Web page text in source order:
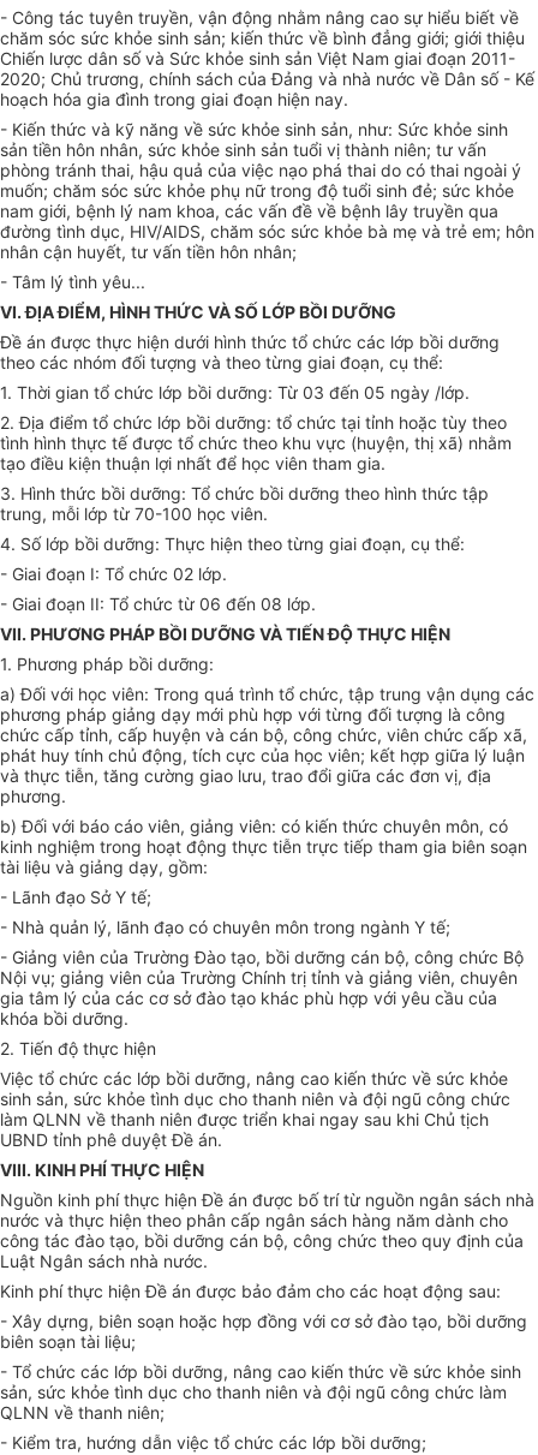
- Công tác tuyên truyền, vận động nhằm nâng cao sự hiểu biết về
chăm sóc sức khỏe sinh sản; kiến thức về bình đẳng giới; giới thiệu
Chiến lược dân số và Sức khỏe sinh sản Việt Nam giai đoạn 2011-
2020; Chủ trương, chính sách của Đảng và nhà nước về Dân số - Kế
hoạch hóa gia đình trong giai đoạn hiện nay.
- Kiến thức và kỹ năng về sức khỏe sinh sản, như: Sức khỏe sinh
sản tiền hôn nhân, sức khỏe sinh sản tuổi vị thành niên; tư vấn
phòng tránh thai, hậu quả của việc nạo phá thai do có thai ngoài ý
muốn; chăm sóc sức khỏe phụ nữ trong độ tuổi sinh đẻ; sức khỏe
nam giới, bệnh lý nam khoa, các vấn đề về bệnh lây truyền qua
đường tình dục, HIV/AIDS, chăm sóc sức khỏe bà mẹ và trẻ em; hôn
nhân cận huyết, tư vấn tiền hôn nhân;
- Tâm lý tình yêu...
VI. ĐỊA ĐIỂM, HÌNH THỨC VÀ SỐ LỚP BỒI DƯỠNG
Đề án được thực hiện dưới hình thức tổ chức các lớp bồi dưỡng
theo các nhóm đối tượng và theo từng giai đoạn, cụ thể:
1. Thời gian tổ chức lớp bồi dưỡng: Từ 03 đến 05 ngày /lớp.
2.Địa điểm tổ chức lớp bồi dưỡng: tổ chức tại tỉnh hoặc tùy theo
tình hình thực tế được tổ chức theo khu vực (huyện, thị xã) nhằm
tạo điều kiện thuận lợi nhất để học viên tham gia.
3. Hình thức bồi dưỡng: Tổ chức bồi dưỡng theo hình thức tập
trung, mỗi lớp từ 70-100 học viên.
4. Số lớp bồi dưỡng: Thực hiện theo từng giai đoạn, cụ thể:
- Giai đoạn I: Tổ chức 02 lớp.
- Giai đoạn II: Tổ chức từ 06 đến 08 lớp.
VII. PHƯƠNG PHÁP BỒI DƯỠNG VÀ TIẾN ĐỘ THỰC HIỆN
1. Phương pháp bồi dưỡng:
a)Đối với học viên: Trong quá trình tổ chức, tập trung vận dụng các
phương pháp giảng dạy mới phù hợp với từng đối tượng là công
chức cấp tỉnh, cấp huyện và cán bộ, công chức, viên chức cấp xã,
phát huy tính chủ động, tích cực của học viên; kết hợp giữa lý luận
và thực tiễn, tăng cường giao lưu, trao đổi giữa các đơn vị, địa
phương.
b)Đối với báo cáo viên, giảng viên: có kiến thức chuyên môn, có
kinh nghiệm trong hoạt động thực tiễn trực tiếp tham gia biên soạn
tài liệu và giảng dạy, gồm:
- Lãnh đạo Sở Y tế;
- Nhà quản lý, lãnh đạo có chuyên môn trong ngành Y tế;
- Giảng viên của Trường Đào tạo, bồi dưỡng cán bộ, công chức Bộ
Nội vụ; giảng viên của Trường Chính trị tỉnh và giảng viên, chuyên
gia tâm lý của các cơ sởđào tạo khác phù hợp với yêu cầu của
khóa bồi dưỡng.
2. Tiến độ thực hiện
Việc tổ chức các lớp bồi dưỡng, nâng cao kiến thức về sức khỏe
sinh sản, sức khỏe tình dục cho thanh niên và đội ngũ công chức
làm QLNN về thanh niên được triển khai ngay sau khi Chủ tịch
UBND tỉnh phê duyệt Đề án.
VIII. KINH PHÍ THỰC HIỆN
Nguồn kinh phí thực hiệnĐề án được bố trí từ nguồn ngân sách nhà
nước và thực hiện theo phân cấp ngân sách hàng năm dành cho
công tác đào tạo, bồi dưỡng cán bộ, công chức theo quy định của
Luật Ngân sách nhà nước.
Kinh phí thực hiệnĐề án được bảo đảm cho các hoạt động sau:
- Xây dựng, biên soạn hoặc hợp đồng với cơ sởđào tạo, bồi dưỡng
biên soạn tài liệu;
- Tổ chức các lớp bồi dưỡng, nâng cao kiến thức về sức khỏe sinh
sản, sức khỏe tình dục cho thanh niên và đội ngũ công chức làm
QLNN về thanh niên;
- Kiểm tra, hướng dẫn việc tổ chức các lớp bồi dưỡng;